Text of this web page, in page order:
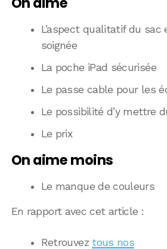
L’aspect qualitatif du sac
soignée
La poche iPad sécurisée
Le passe cable pour les
Le possibilité d’y mettre
Le prix
On aime moins
Le manque de couleurs
En rapport avec cet article :
Retrouvez tous nos